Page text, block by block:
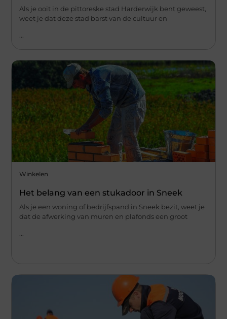
Als je ooit in de pittoreske stad Harderwijk bent geweest,
weet je dat deze stad barst van de cultuur en
Winkelen
Het belang van een stukadoor in Sneek
Als je een woning of bedrijfspand in Sneek bezit, weet je
dat de afwerking van muren en plafonds een groot
...